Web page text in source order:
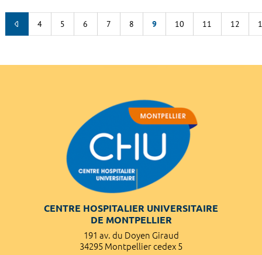
4 5 6 7 8 9 10 11 12
CENTRE HOSPITALIER UNIVERSITAIRE
DE MONTPELLIER
191 av. du Doyen Giraud
34295 Montpellier cedex 5